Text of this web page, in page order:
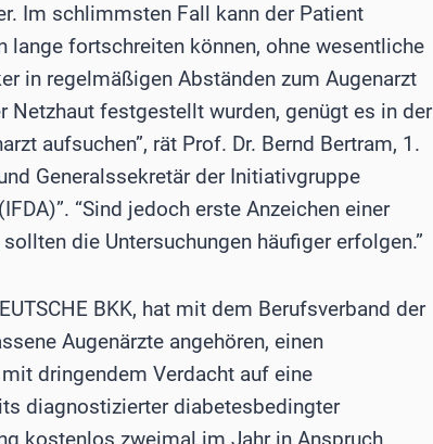
Im schlimmsten Fall kann der Patient
lange fortschreiten können, ohne wesentliche
in regelmäßigen Abständen zum Augenarzt
Netzhaut festgestellt wurden, genügt es in der
aufsuchen”, rät Prof. Dr. Bernd Bertram, 1.
Generalssekretär der Initiativgruppe
“Sind jedoch erste Anzeichen einer
die Untersuchungen häufiger erfolgen.”
BKK, hat mit dem Berufsverband der
Augenärzte angehören, einen
dringendem Verdacht auf eine
diagnostizierter diabetesbedingter